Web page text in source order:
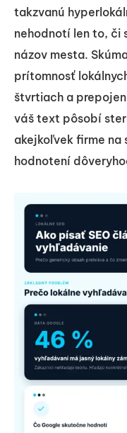
takzvanú
nehodnotí len to,
názov mesta.
prítomnosť
štvrtiach a
váš text pôsobí
akejkoľvek firme na
hodnotení